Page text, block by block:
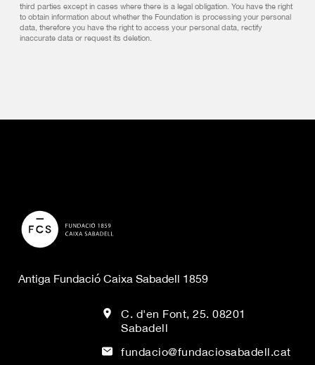
third parties except in cases where there is a legal obligation. You have the right
to obtain information about whether the Foundation is processing your personal
data, therefore you have the right to access your personal data, rectify
inaccurate data or request its deletion.
Antiga Fundació Caixa Sabadell 1859
C. d'en Font, 25. 08201
Sabadell
fundacio@fundaciosabadell.cat